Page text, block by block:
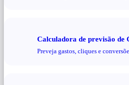
Calculadora de previsão de
Preveja gastos, cliques e